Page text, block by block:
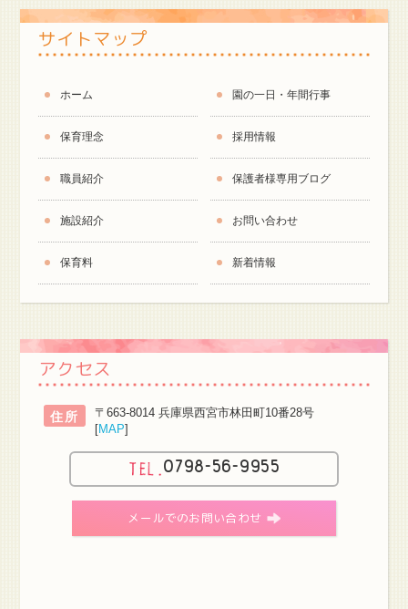
サイトマップ
ホーム
保育理念
職員紹介
施設紹介
保育料
園の一日・年間行事
採用情報
保護者様専用ブログ
お問い合わせ
新着情報
アクセス
住所
〒663-8014 兵庫県西宮市林田町10番28号
[MAP]
0798-56-9955
メールでのお問い合わせ